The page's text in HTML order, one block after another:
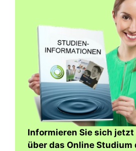
Informieren Sie sich
über das Online Studium